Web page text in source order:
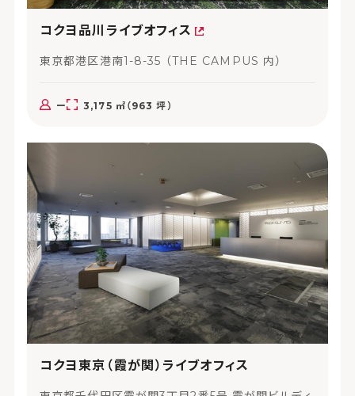
コクヨ品川ライブオフィス
東京都港区港南1-8-35 （THE CAMPUS 内）
ー 3,175 ㎡（963 坪）
コクヨ東京（霞が関）ライブオフィス